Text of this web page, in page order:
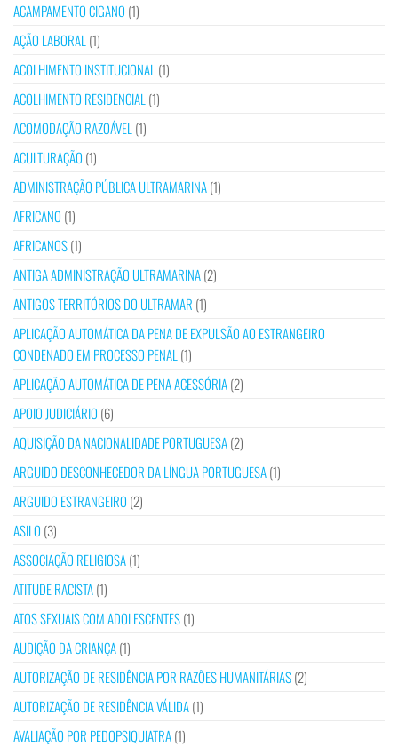
ACAMPAMENTO CIGANO (1)
AÇÃO LABORAL (1)
ACOLHIMENTO INSTITUCIONAL (1)
ACOLHIMENTO RESIDENCIAL (1)
ACOMODAÇÃO RAZOÁVEL (1)
ACULTURAÇÃO (1)
ADMINISTRAÇÃO PÚBLICA ULTRAMARINA(1)
AFRICANO (1)
AFRICANOS(1)
ANTIGA ADMINISTRAÇÃO ULTRAMARINA(2)
ANTIGOS TERRITÓRIOS DO ULTRAMAR (1)
APLICAÇÃO AUTOMÁTICA DA PENA DE EXPULSÃO AO ESTRANGEIRO
CONDENADO EM PROCESSO PENAL (1)
APLICAÇÃO AUTOMÁTICA DE PENA ACESSÓRIA(2)
APOIO JUDICIÁRIO (6)
AQUISIÇÃO DA NACIONALIDADE PORTUGUESA(2)
ARGUIDO DESCONHECEDOR DA LÍNGUA PORTUGUESA(1)
ARGUIDO ESTRANGEIRO (2)
ASILO (3)
ASSOCIAÇÃO RELIGIOSA(1)
ATITUDE RACISTA(1)
ATOS SEXUAIS COM ADOLESCENTES(1)
AUDIÇÃO DA CRIANÇA(1)
AUTORIZAÇÃO DE RESIDÊNCIA POR RAZÕES HUMANITÁRIAS(2)
AUTORIZAÇÃO DE RESIDÊNCIA VÁLIDA(1)
AVALIAÇÃO POR PEDOPSIQUIATRA(1)